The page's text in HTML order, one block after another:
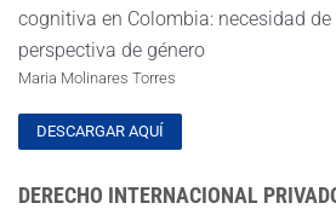
cognitiva en Colombia: necesidad
perspectiva de género
Maria Molinares Torres
DESCARGAR AQUÍ
DERECHO INTERNACIONAL